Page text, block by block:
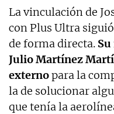
La vinculación de
con Plus Ultra
de forma directa.
Julio Martínez
externopara la
la de solucionar
que tenía la